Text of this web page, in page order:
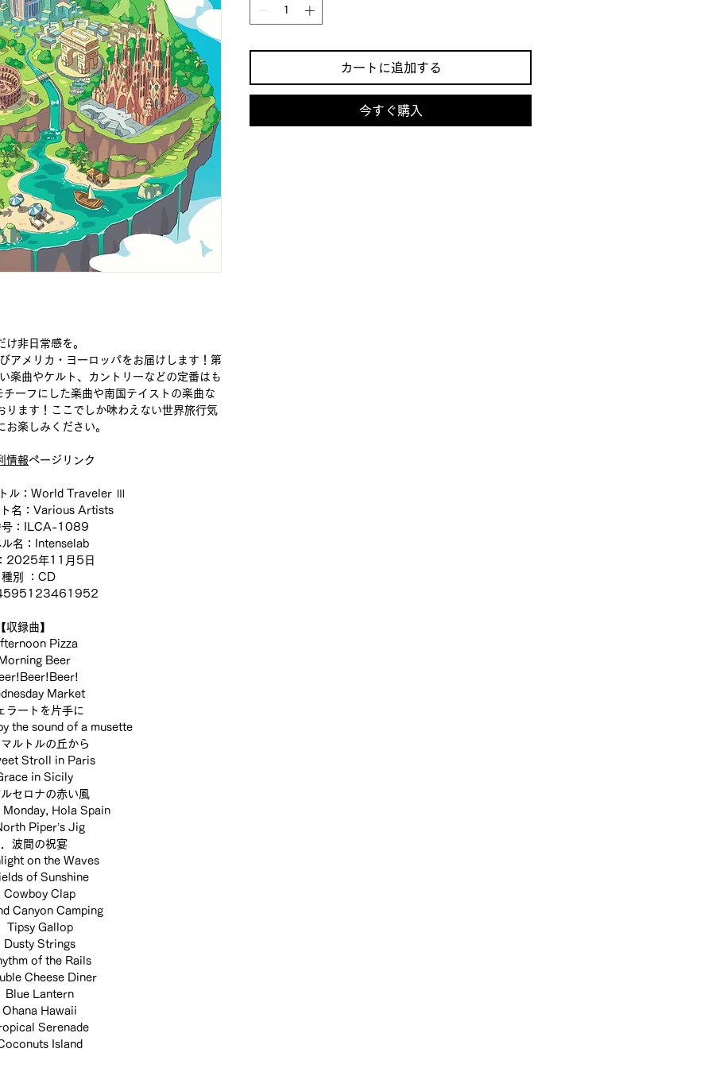
け非日常感を。
アメリカ・ヨーロッパをお届けします！第
楽曲やケルト、カントリーなどの定番はも
ーフにした楽曲や南国テイストの楽曲な
ります！ここでしか味わえない世界旅行気
お楽しみください。
情報ページリンク
ル：World Traveler Ⅲ
名：Various Artists
号：ILCA-1089
名：Intenselab
2025年11月5日
種別 ：CD
収録曲】
Pizza
Beer
Market
ラートを片手に
the sound of a musette
ルトルの丘から
Stroll in Paris
in Sicily
セロナの赤い風
Monday, Hola Spain
Piper’s Jig
波間の祝宴
on the Waves
of Sunshine
Cowboy Clap
Canyon Camping
Tipsy Gallop
Dusty Strings
of the Rails
Cheese Diner
Blue Lantern
Ohana Hawaii
Serenade
Island
カートに追加する
今すぐ購入